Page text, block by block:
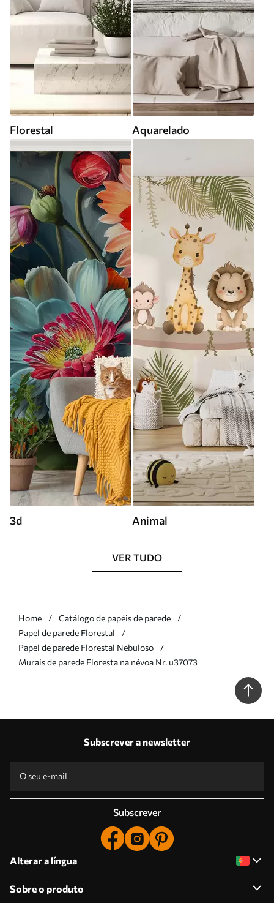
Florestal Aquarelado
3d Animal
VER TUDO
Home
Catálogo de papéis de parede
Papel de parede Florestal
Papel de parede Florestal Nebuloso
Murais de parede Floresta na névoa Nr. u37073
Subscrever a newsletter
Subscrever
Alterar a língua
Sobre o produto